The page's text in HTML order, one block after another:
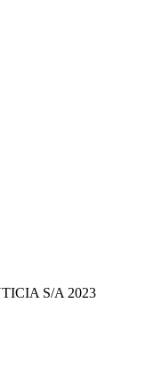
S/A 2023